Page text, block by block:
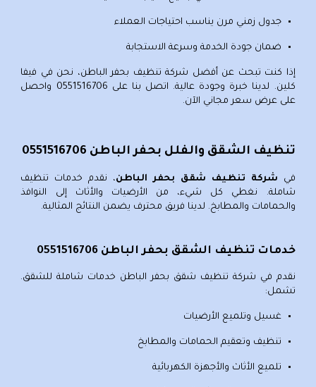
جدول زمني مرن يناسب احتياجات العملاء
ضمان جودة الخدمة وسرعة الاستجابة
إذا كنت تبحث عن أفضل شركة تنظيف بحفر الباطن، نحن في فيفا
كلين. لدينا خبرة وجودة عالية. اتصل بنا على 0551516706 واحصل
على عرض سعر مجاني الآن.
تنظيف الشقق والفلل بحفر الباطن 0551516706
في شركة تنظيف شقق بحفر الباطن، نقدم خدمات تنظيف
شاملة. نغطي كل شيء، من الأرضيات والأثاث إلى النوافذ
والحمامات والمطابخ. لدينا فريق محترف يضمن النتائج المثالية.
خدمات تنظيف الشقق بحفر الباطن 0551516706
نقدم في شركة تنظيف شقق بحفر الباطن خدمات شاملة للشقق.
تشمل:
غسيل وتلميع الأرضيات
تنظيف وتعقيم الحمامات والمطابخ
تلميع الأثاث والأجهزة الكهربائية